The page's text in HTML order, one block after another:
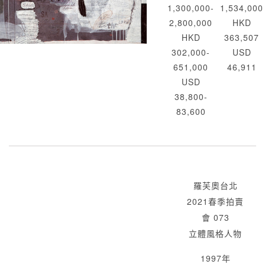
1,300,000-
2,800,000
HKD
302,000-
651,000
USD
38,800-
83,600
1,534,000
HKD
363,507
USD
46,911
羅芙奧台北
2021春季拍賣
會 073
立體風格人物
1997年